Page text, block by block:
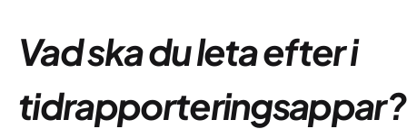
Vad ska du leta efter i
tidrapporteringsappar?